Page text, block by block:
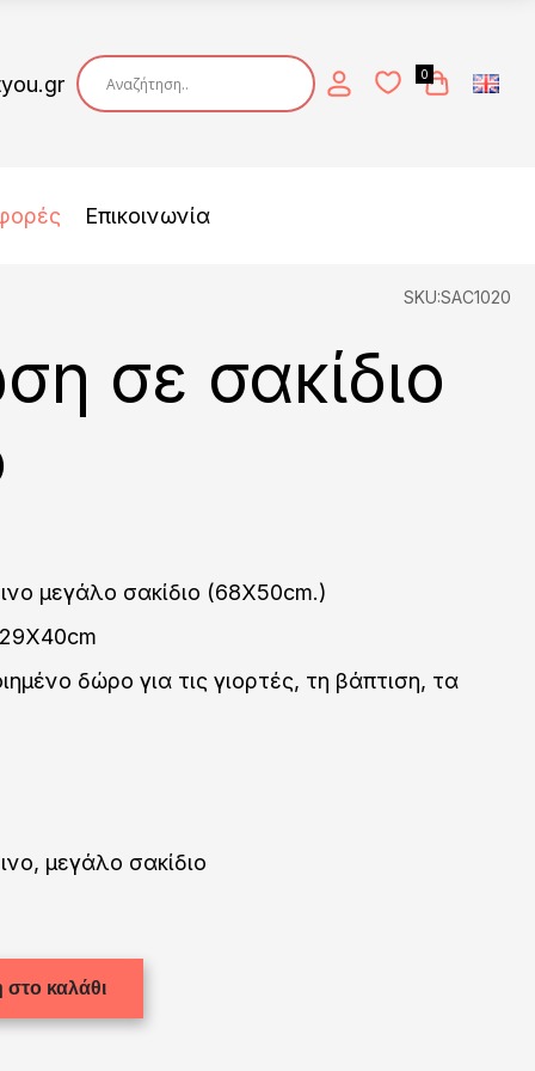
0
Επικοινωνία
SKU:SAC1020
σε σακίδιο
μεγάλο σακίδιο (68Χ50cm.)
δώρο για τις γιορτές, τη βάπτιση, τα
μεγάλο σακίδιο
καλάθι